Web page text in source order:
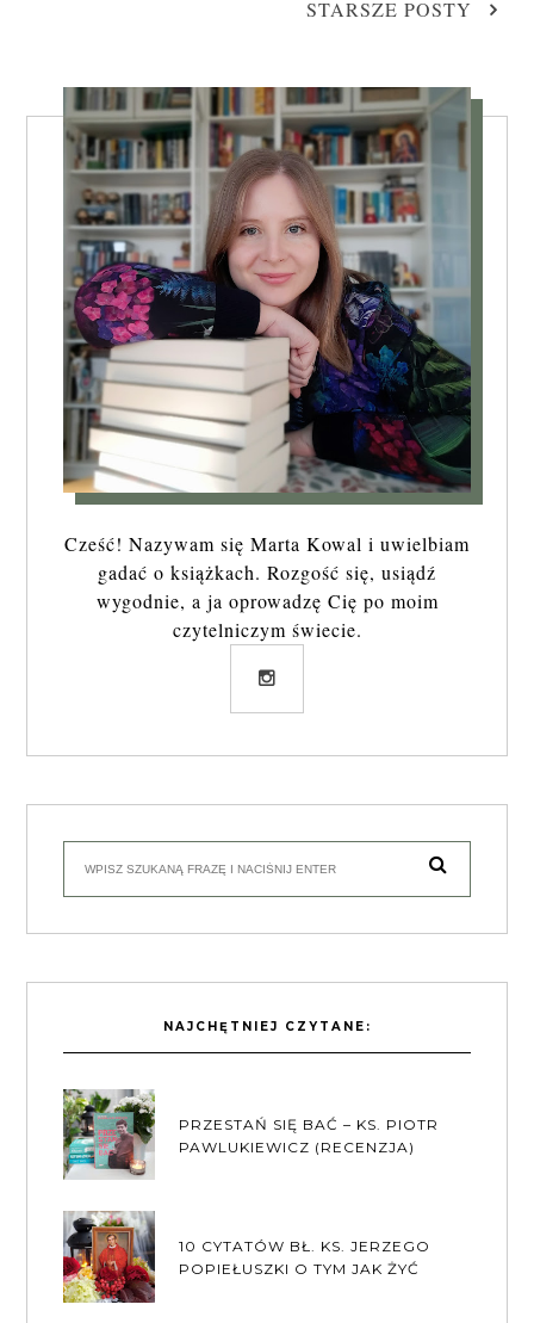
STARSZE POSTY
Cześć! Nazywam się Marta Kowal i uwielbiam
gadać o książkach. Rozgość się, usiądź
wygodnie, a ja oprowadzę Cię po moim
czytelniczym świecie.
NAJCHĘTNIEJ CZYTANE:
PRZESTAŃ SIĘ BAĆ – KS. PIOTR
PAWLUKIEWICZ (RECENZJA)
10 CYTATÓW BŁ. KS. JERZEGO
POPIEŁUSZKI O TYM JAK ŻYĆ